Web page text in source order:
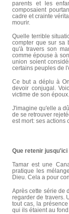
parents et les
composaient
cadre et crainte
mourir.
Quelle terrible
compter que sur sa
qu'à travers son
comme épouse à
union soient
certains peuples de
Ce but a déplu à
devoir conjugal.
victime de son époux.
J'imagine qu'elle a
de se retrouver
est mort: ses actions
Que retenir jusqu'ici
Tamar est une
pratique les
Dieu. Cela a pour
Après cette série de
regarder de travers.
tout cas, la
qui ils étaient au fond.